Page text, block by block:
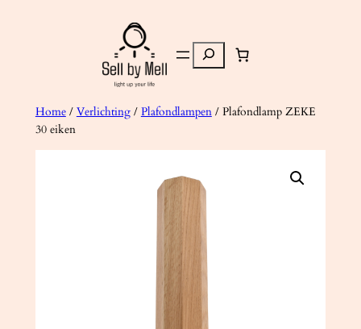
Zoeken
Home/ Verlichting/ Plafondlampen/ Plafondlamp ZEKE
30 eiken